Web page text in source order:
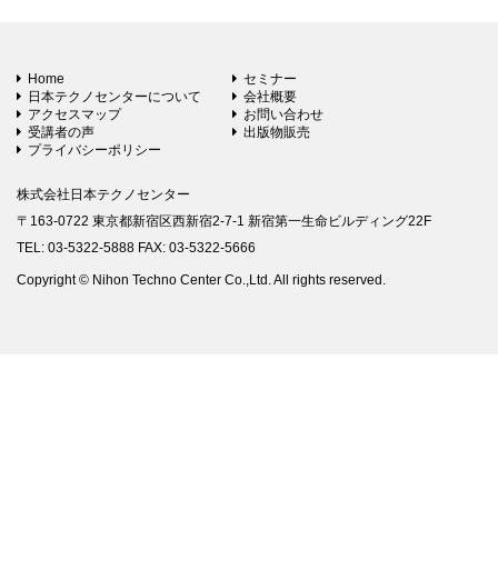
Home
セミナー
日本テクノセンターについて
会社概要
アクセスマップ
お問い合わせ
受講者の声
出版物販売
プライバシーポリシー
株式会社日本テクノセンター
〒163-0722 東京都新宿区西新宿2-7-1 新宿第一生命ビルディング22F
TEL: 03-5322-5888 FAX: 03-5322-5666
Copyright © Nihon Techno Center Co.,Ltd. All rights reserved.